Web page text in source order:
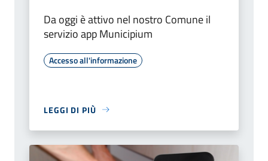
Da oggi è attivo nel nostro Comune il
servizio app Municipium
Accesso all'informazione
LEGGI DI PIÙ